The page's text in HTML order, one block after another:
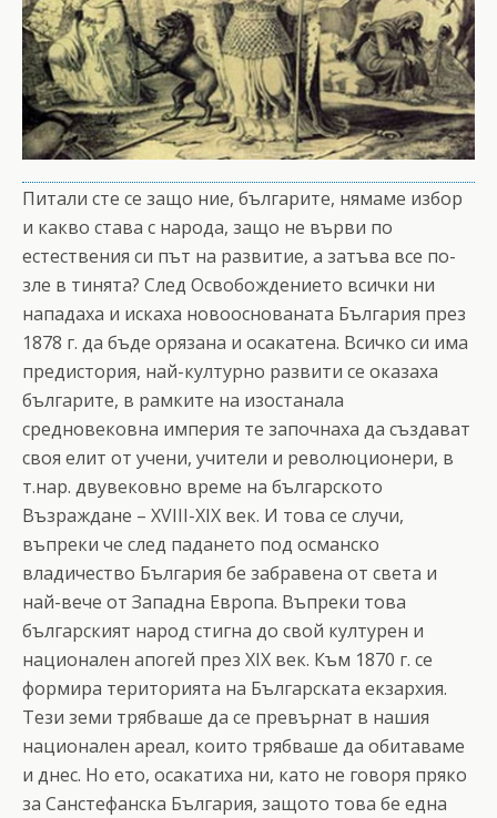
Питали сте се защо ние, българите, нямаме избор
и какво става с народа, защо не върви по
естествения си път на развитие, а затъва все по-
зле в тинята? След Освобождението всички ни
нападаха и искаха новооснованата България през
1878 г. да бъде орязана и осакатена. Всичко си има
предистория, най-културно развити се оказаха
българите, в рамките на изостанала
средновековна империя те започнаха да създават
своя елит от учени, учители и революционери, в
т.нар. двувековно време на българското
Възраждане – XVIII-XIX век. И това се случи,
въпреки че след падането под османско
владичество България бе забравена от света и
най-вече от Западна Европа. Въпреки това
българският народ стигна до свой културен и
национален апогей през XIX век. Към 1870 г. се
формира територията на Българската екзархия.
Тези земи трябваше да се превърнат в нашия
национален ареал, които трябваше да обитаваме
и днес. Но ето, осакатиха ни, като не говоря пряко
за Санстефанска България, защото това бе една